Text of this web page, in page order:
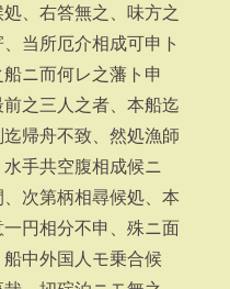
、右答無之、味方之
当所厄介相成可申ト
ニ而何レ之藩ト申
之三人之者、本船迄
帰舟不致、然処漁師
手共空腹相成候ニ
次第柄相尋候処、本
円相分不申、殊ニ面
中外国人モ乗合候